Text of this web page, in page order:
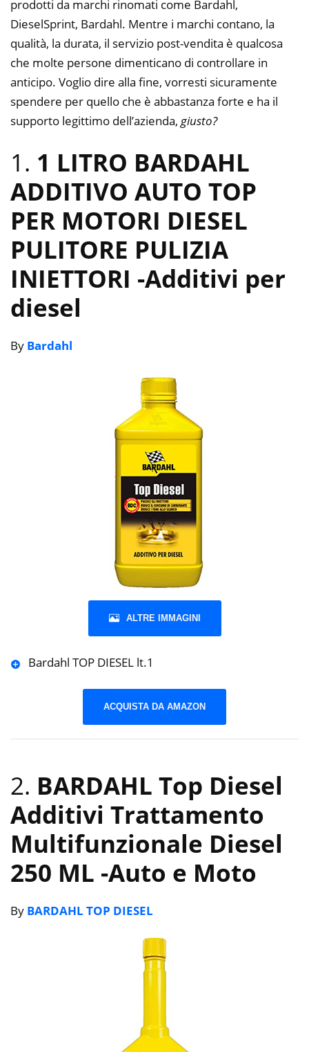
prodotti da marchi rinomati come Bardahl,
DieselSprint, Bardahl. Mentre i marchi contano, la
qualità, la durata, il servizio post-vendita è qualcosa
che molte persone dimenticano di controllare in
anticipo. Voglio dire alla fine, vorresti sicuramente
spendere per quello che è abbastanza forte e ha il
supporto legittimo dell’azienda, giusto?
1. 1 LITRO BARDAHL
ADDITIVO AUTO TOP
PER MOTORI DIESEL
PULITORE PULIZIA
INIETTORI -Additivi per
diesel
By Bardahl
ALTRE IMMAGINI
Bardahl TOP DIESEL lt.1
ACQUISTA DA AMAZON
2. BARDAHL Top Diesel
Additivi Trattamento
Multifunzionale Diesel
250 ML -Auto e Moto
By BARDAHL TOP DIESEL